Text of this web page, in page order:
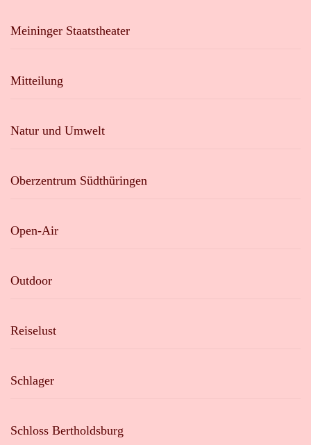
Meininger Staatstheater
Mitteilung
Natur und Umwelt
Oberzentrum Südthüringen
Open-Air
Outdoor
Reiselust
Schlager
Schloss Bertholdsburg